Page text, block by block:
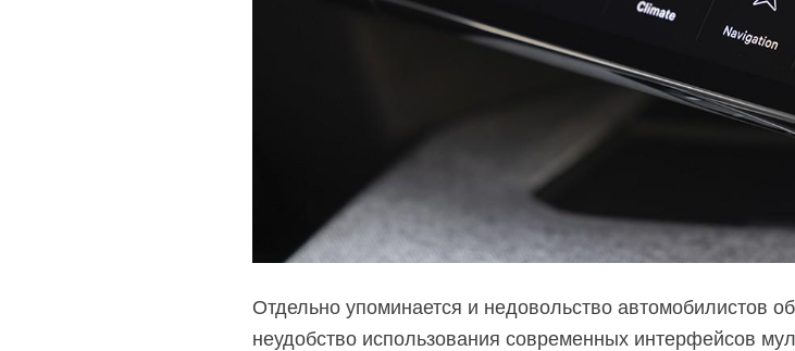
Отдельно упоминается и недовольство автомобилистов
неудобство использования современных интерфейсов